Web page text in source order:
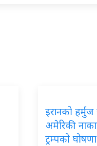
इरानको
अमेरिकी
ट्रम्पको घोषणा